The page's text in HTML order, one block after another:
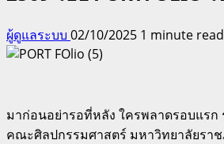
ผู้ดูแลระบบ 02/10/2025 1 minute read
มาก่อนอย่ารอที่หลัง ใครพลาดรอบแรก
คณะศิลปกรรมศาสตร์ มหาวิทยาลัยรา